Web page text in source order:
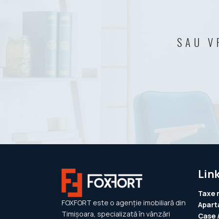
SAU
FOXFORT este o agenție imobiliară din
Timișoara, specializată în vânzări
Taxe
Case